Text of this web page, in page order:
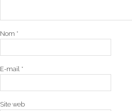
Nom *
E-mail *
Site web